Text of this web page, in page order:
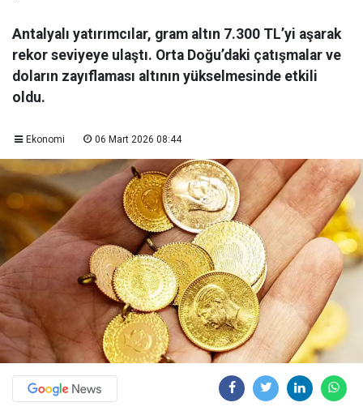
Antalyalı yatırımcılar, gram altın 7.300 TL’yi aşarak
rekor seviyeye ulaştı. Orta Doğu’daki çatışmalar ve
doların zayıflaması altının yükselmesinde etkili
oldu.
Ekonomi 06 Mart 2026 08:44